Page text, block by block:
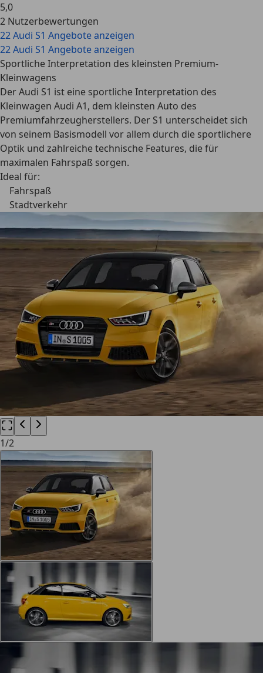
5,0
2 Nutzerbewertungen
22 Audi S1 Angebote anzeigen
22 Audi S1 Angebote anzeigen
Sportliche Interpretation des kleinsten Premium-
Kleinwagens
Der Audi S1 ist eine sportliche Interpretation des
Kleinwagen Audi A1, dem kleinsten Auto des
Premiumfahrzeugherstellers. Der S1 unterscheidet sich
von seinem Basismodell vor allem durch die sportlichere
Optik und zahlreiche technische Features, die für
maximalen Fahrspaß sorgen.
Ideal für:
Fahrspaß
Stadtverkehr
1/2